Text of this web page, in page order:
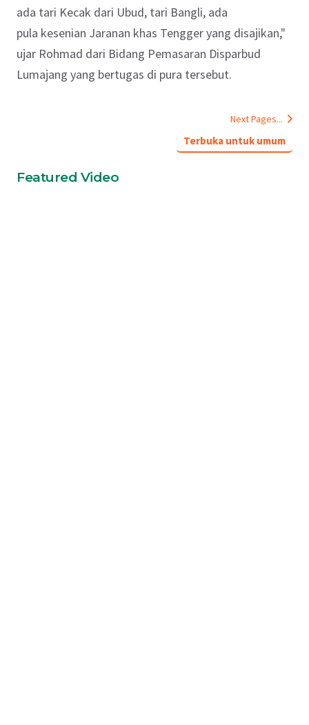
ada tari Kecak dari Ubud, tari Bangli, ada
pula kesenian Jaranan khas Tengger yang disajikan,"
ujar Rohmad dari Bidang Pemasaran Disparbud
Lumajang yang bertugas di pura tersebut.
Next Pages...
Terbuka untuk umum
Featured Video